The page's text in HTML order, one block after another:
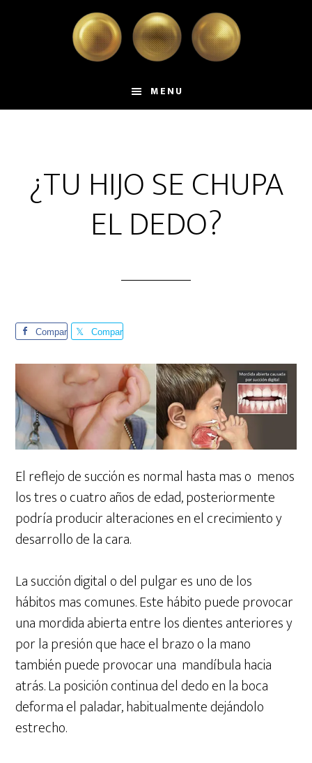
MENU
¿TU HIJO SE CHUPA
EL DEDO?
Compar
Compar
El reflejo de succión es normal hasta mas o menos
los tres o cuatro años de edad, posteriormente
podría producir alteraciones en el crecimiento y
desarrollo de la cara.
La succión digital o del pulgar es uno de los
hábitos mas comunes. Este hábito puede provocar
una mordida abierta entre los dientes anteriores y
por la presión que hace el brazo o la mano
también puede provocar una mandíbula hacia
atrás. La posición continua del dedo en la boca
deforma el paladar, habitualmente dejándolo
estrecho.